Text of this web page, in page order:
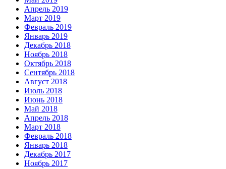
Апрель 2019
Март 2019
Февраль 2019
Январь 2019
Декабрь 2018
Ноябрь 2018
Октябрь 2018
Сентябрь 2018
Август 2018
Июль 2018
Июнь 2018
Май 2018
Апрель 2018
Март 2018
Февраль 2018
Январь 2018
Декабрь 2017
Ноябрь 2017